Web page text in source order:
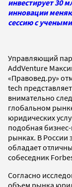
инвестирует 30
инновации
сессию с
Управляющий
AddVenture
«Правовед.ру»
tech
внимательно
глобальном
юридических
подобная
рынках. В России
обладает
собеседник
Согласно
объем рынка